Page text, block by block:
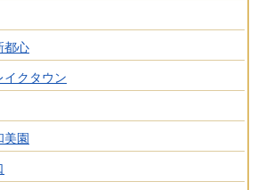
都心
イクタウン
美園